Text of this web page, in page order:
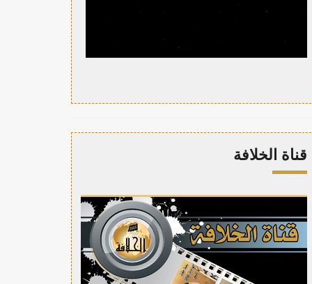
قناة الخلافة